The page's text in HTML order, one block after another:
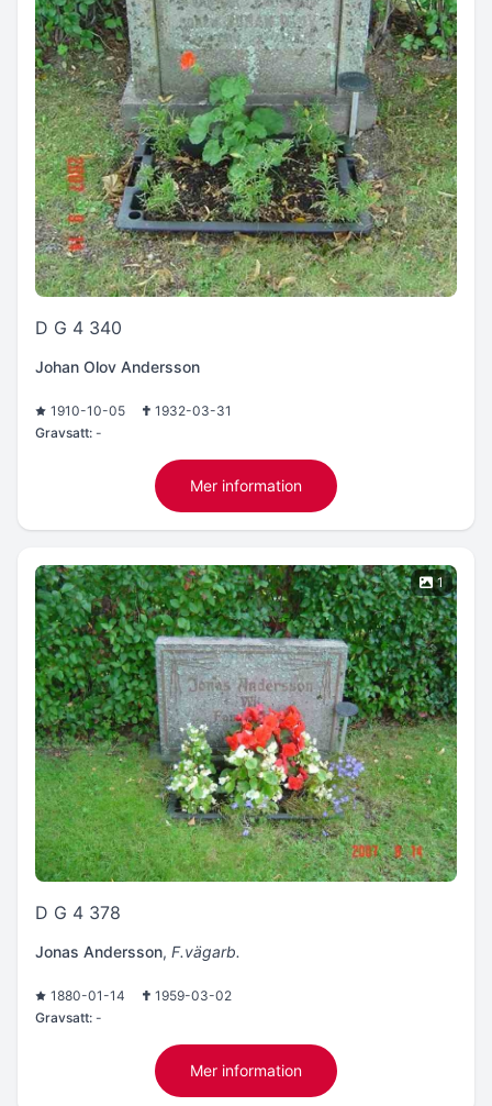
D G 4 340
Johan Olov Andersson
1910-10-05
1932-03-31
Gravsatt: -
Mer information
1
D G 4 378
Jonas Andersson, F.vägarb.
1880-01-14
1959-03-02
Gravsatt: -
Mer information